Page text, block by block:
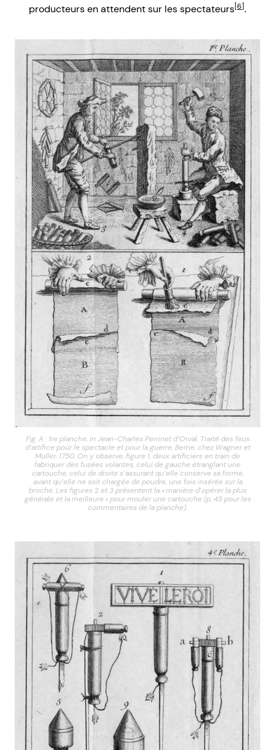
producteurs en attendent sur les spectateurs[6].
Fig. A : 1re planche, in Jean-Charles Perrinet d’Orval, Traité des feux
d’artifice pour le spectacle et pour la guerre, Berne, chez Wagner et
Muller, 1750. On y observe, figure 1, deux artificiers en train de
fabriquer des fusées volantes, celui de gauche étranglant une
cartouche, celui de droite s’assurant qu’elle conserve sa forme,
avant qu’elle ne soit chargée de poudre, une fois insérée sur la
broche. Les figures 2 et 3 présentent la « manière d’opérer la plus
générale et la meilleure » pour mouler une cartouche (p. 45 pour les
commentaires de la planche).